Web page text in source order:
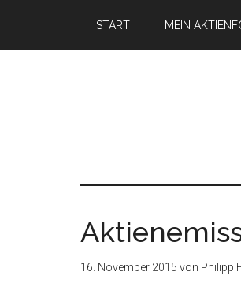
START MEIN
16. November 2015 von Philipp